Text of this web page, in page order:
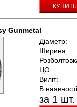
КУПИТЬ
Gunmetal
Діаметр:
Ширина:
ЦО:
Виліт:
В
за 1 шт.